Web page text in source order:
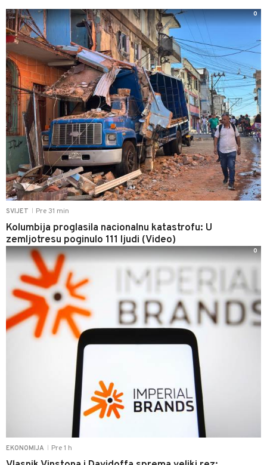
SVIJET Pre 31 min
Kolumbija proglasila nacionalnu katastrofu: U
zemljotresu poginulo 111 ljudi (Video)
0
EKONOMIJA Pre 1 h
0